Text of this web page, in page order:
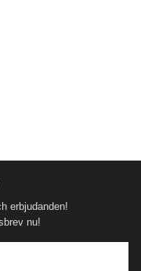
erbjudanden!
nu!